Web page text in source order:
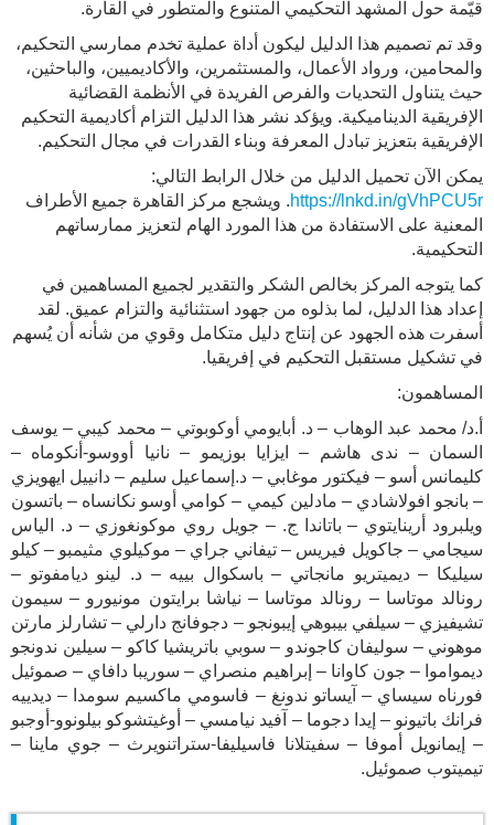
قيّمة حول المشهد التحكيمي المتنوع والمتطور في القارة.
وقد تم تصميم هذا الدليل ليكون أداة عملية تخدم ممارسي التحكيم،
والمحامين، ورواد الأعمال، والمستثمرين، والأكاديميين، والباحثين،
حيث يتناول التحديات والفرص الفريدة في الأنظمة القضائية
الإفريقية الديناميكية. ويؤكد نشر هذا الدليل التزام أكاديمية التحكيم
الإفريقية بتعزيز تبادل المعرفة وبناء القدرات في مجال التحكيم.
يمكن الآن تحميل الدليل من خلال الرابط التالي:
https://lnkd.in/gVhPCU5r. ويشجع مركز القاهرة جميع الأطراف
المعنية على الاستفادة من هذا المورد الهام لتعزيز ممارساتهم
التحكيمية.
كما يتوجه المركز بخالص الشكر والتقدير لجميع المساهمين في
إعداد هذا الدليل، لما بذلوه من جهود استثنائية والتزام عميق. لقد
أسفرت هذه الجهود عن إنتاج دليل متكامل وقوي من شأنه أن يُسهم
في تشكيل مستقبل التحكيم في إفريقيا.
المساهمون:
أ.د/ محمد عبد الوهاب – د. أبايومي أوكوبوتي – محمد كيبي – يوسف
السمان – ندى هاشم – ايزايا بوزيمو – نانيا أووسو-أنكوماه –
كليمانس أسو – فيكتور موغابي – د.إسماعيل سليم – دانييل ايهويزي
– بانجو افولاشادي – مادلين كيمي – كوامي أوسو نكانساه – باتسون
ويلبرود أرينايتوي – باتاندا ج. – جويل روي موكونغوزي – د. الياس
سيجامي – جاكويل فيريس – تيفاني جراي – موكيلوي مثيمبو – كيلو
سيليكا – ديميتريو مانجاتي – باسكوال بييه – د. لينو ديامفوتو –
رونالد موتاسا – رونالد موتاسا – نياشا برايتون مونيورو – سيمون
تشيفيزي – سيلفي بيبوهي إيبونجو – دجوفانج دارلي – تشارلز مارتن
موهوني – سوليفان كاجوندو – سوبي باتريشيا كاكو – سيلين ندونجو
ديمواموا – جون كاوانا – إبراهيم منصراي – سوريبا دافاي – صموئيل
فورناه سيساي – آيساتو ندونغ – فاسومي ماكسيم سومدا – ديدييه
فرانك باتيونو – إيدا دجوما – آفيد نيامسي – أوغيتشوكو بيلونوو-أوجبو
– إيمانويل أموفا – سفيتلانا فاسيليفا-ستراتنويرث – جوي ماينا –
تيميتوب صموئيل.